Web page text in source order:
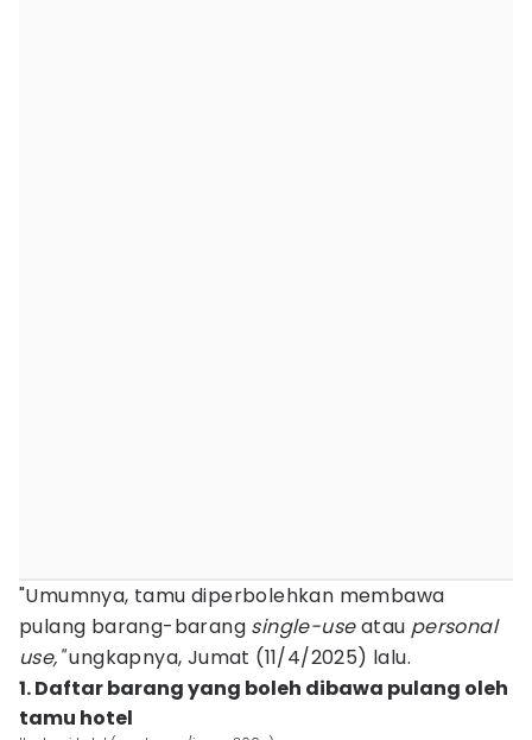
"Umumnya, tamu diperbolehkan membawa
pulang barang-barang single-useatau personal
use,"ungkapnya, Jumat (11/4/2025) lalu.
1. Daftar barang yang boleh dibawa pulang oleh
tamu hotel